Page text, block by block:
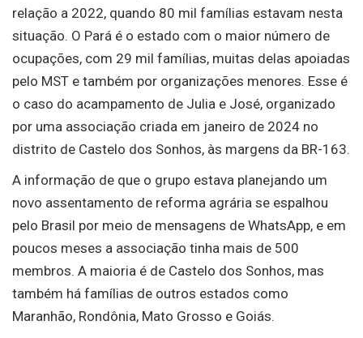
relação a 2022, quando 80 mil famílias estavam nesta
situação. O Pará é o estado com o maior número de
ocupações, com 29 mil famílias, muitas delas apoiadas
pelo MST e também por organizações menores. Esse é
o caso do acampamento de Julia e José, organizado
por uma associação criada em janeiro de 2024 no
distrito de Castelo dos Sonhos, às margens da BR-163.
A informação de que o grupo estava planejando um
novo assentamento de reforma agrária se espalhou
pelo Brasil por meio de mensagens de WhatsApp, e em
poucos meses a associação tinha mais de 500
membros. A maioria é de Castelo dos Sonhos, mas
também há famílias de outros estados como
Maranhão, Rondônia, Mato Grosso e Goiás.